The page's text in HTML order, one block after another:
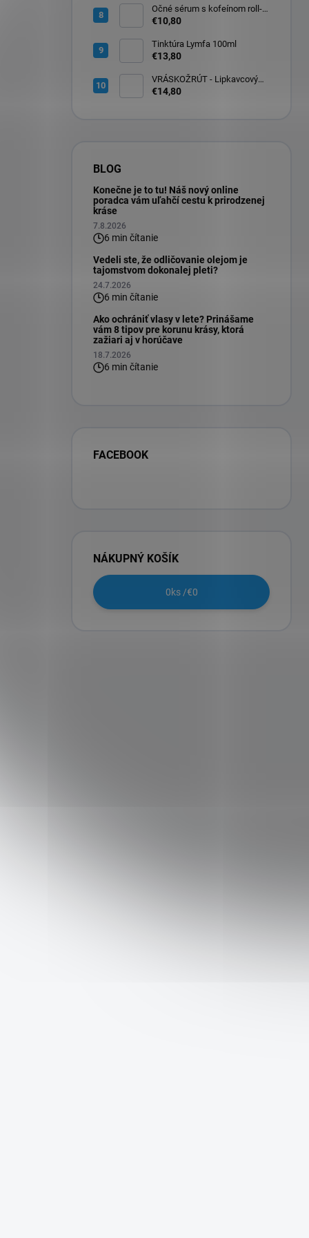
Očné sérum s kofeínom roll-
on na očné okolie 10ml
€10,80
Tinktúra Lymfa 100ml
€13,80
VRÁSKOŽRÚT - Lipkavcový
denný krém s Q10 30ml
€14,80
BLOG
Konečne je to tu! Náš nový online
poradca vám uľahčí cestu k prirodzenej
kráse
7.8.2026
6 min čítanie
Vedeli ste, že odličovanie olejom je
tajomstvom dokonalej pleti?
24.7.2026
6 min čítanie
Ako ochrániť vlasy v lete? Prinášame
vám 8 tipov pre korunu krásy, ktorá
zažiari aj v horúčave
18.7.2026
6 min čítanie
FACEBOOK
NÁKUPNÝ KOŠÍK
0ks /€0